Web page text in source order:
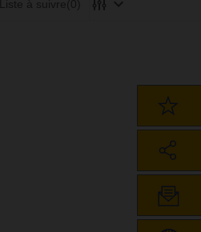
Liste à suivre(0)